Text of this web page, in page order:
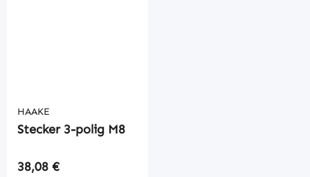
HAAKE
Stecker 3-polig M8
Regulärer Preis:
38,08 €